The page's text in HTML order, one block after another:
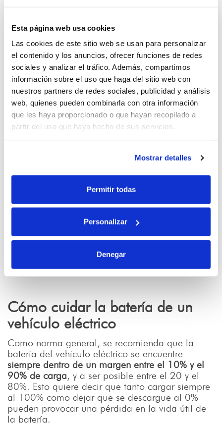
Esta página web usa cookies
Las cookies de este sitio web se usan para personalizar
el contenido y los anuncios, ofrecer funciones de redes
sociales y analizar el tráfico. Además, compartimos
información sobre el uso que haga del sitio web con
nuestros partners de redes sociales, publicidad y análisis
web, quienes pueden combinarla con otra información
que les haya proporcionado o que hayan recopilado a
partir del uso que haya hecho de sus servicios.
Mostrar detalles
Permitir todas
Personalizar
Denegar
no en el largo plazo. A partir de los 40 grados
Trabajo en altas cargas. Diferentes estudios
señalan la pérdida de capacidad por cargar, de
forma reiterada, a elevadas potencias.
Para evitar esta degradación, los fabricantes de
vehículos eléctricos optan por diferentes sistemas
para refrigerar las baterías. Vale la pena tener en
cuenta que las cargas rápidas son soluciones de
oportunidad; en ningún caso deben ser la carga
habitual . Por tanto, es recomendable que la
Cómo cuidar la batería de un
vehículo eléctrico
Como norma general, se recomienda que la
batería del vehículo eléctrico se encuentre
siempre dentro de un margen entre el 10% y el
90% de carga, y a ser posible entre el 20 y el
80%. Esto quiere decir que tanto cargar siempre
al 100% como dejar que se descargue al 0%
pueden provocar una pérdida en la vida útil de
la batería.